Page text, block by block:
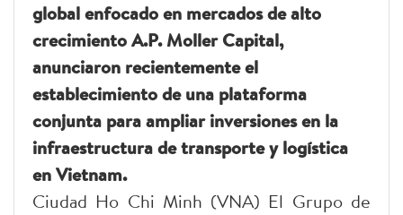
global enfocado en mercados de alto
crecimiento A.P. Moller Capital,
anunciaron recientemente el
establecimiento de una plataforma
conjunta para ampliar inversiones en la
infraestructura de transporte y logística
en Vietnam.
Ciudad Ho Chi Minh (VNA) El Grupo de